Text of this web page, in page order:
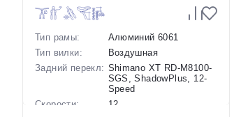
Тип рамы:
Алюминий 6061
Тип вилки:
Воздушная
Задний перекл: Shimano XT RD-M8100-
SGS, ShadowPlus, 12-
Speed
Скорости:
12